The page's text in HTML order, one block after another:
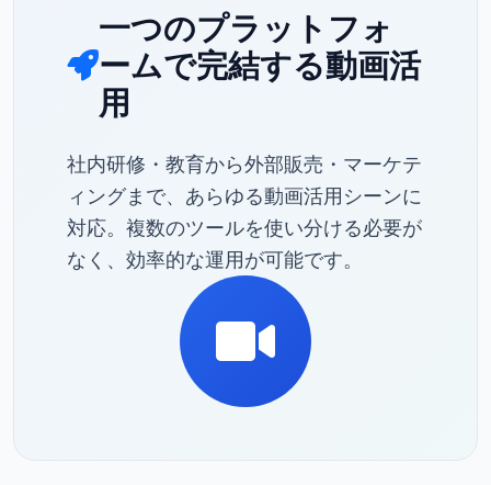
一つのプラットフォ
ームで完結する動画活
用
社内研修・教育から外部販売・マーケテ
ィングまで、あらゆる動画活用シーンに
対応。複数のツールを使い分ける必要が
なく、効率的な運用が可能です。